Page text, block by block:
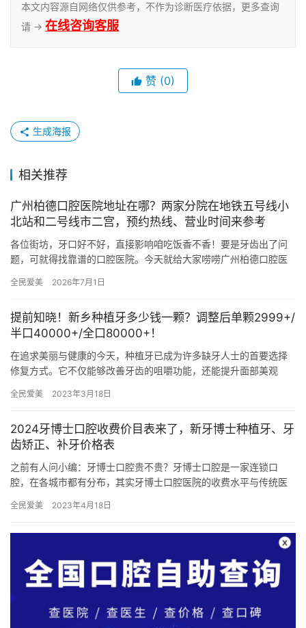
本文内容源自网络仅供参考，不作为诊断医疗依据，更多查询
请 → 在线咨询客服
赞 (0)
生成海报
相关推荐
广州柏德口腔医院地址在哪？两家分院在地铁五号线小
北站和二号线市二宫，预约热线、营业时间来参考
各位街坊，牙口好不好，直接影响咱吃饭香不香！要是牙齿出了问
题，可就得找靠谱的口腔医院。今天就给大家唠唠广州柏德口腔医
白！ …
全民爱美 2026年7月1日
提前知晓！新乡种植牙多少钱一颗？调整后单颗2999+/
半口40000+/全口80000+！
在追求美丽与健康的今天，种植牙已成为许多缺牙人士的首要选择
修复方式。它不仅能够改善牙齿的咀嚼功能，还能提升面部美观
们来说，…
全民爱美 2023年3月18日
2024牙博士口腔收费价目表来了，新牙博士种植牙、牙
齿矫正、补牙价格表
之前有人问小编：牙博士口腔贵不贵？牙博士口腔是一家连锁口
腔，在各城市都有分布，其实牙博士口腔医院的收费水平与传统医
口腔…
全民爱美 2023年4月18日